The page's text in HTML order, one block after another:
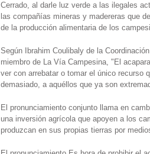
Cerrado, al darle luz verde a las ilegales
las compañías mineras y madereras que
de la producción alimentaria de los
Según Ibrahim Coulibaly de la
miembro de La Vía Campesina, "El
ver con arrebatar o tomar el único recurso
demasiado, a aquéllos que ya son
El pronunciamiento conjunto llama en
una inversión agrícola que apoyen a los
produzcan en sus propias tierras por